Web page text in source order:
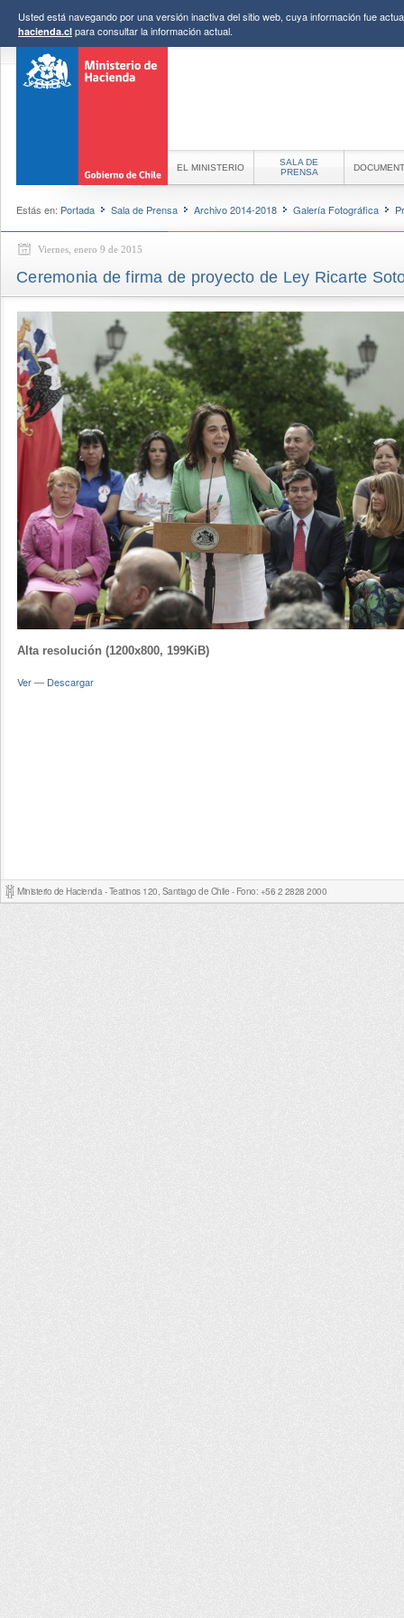
Usted está navegando por una versión inactiva del sitio web, cuya información fue
hacienda.cl para consultar la información actual.
EL MINISTERIO
SALA DE
PRENSA
Estás en: Portada Sala de Prensa Archivo 2014-2018 Galería Fotográfica
Viernes, enero 9 de 2015
Ceremonia de firma de proyecto de Ley Ricarte
Alta resolución (1200x800, 199KiB)
Ver— Descargar
Ministerio de Hacienda - Teatinos 120, Santiago de Chile - Fono: +56 2 2828 2000